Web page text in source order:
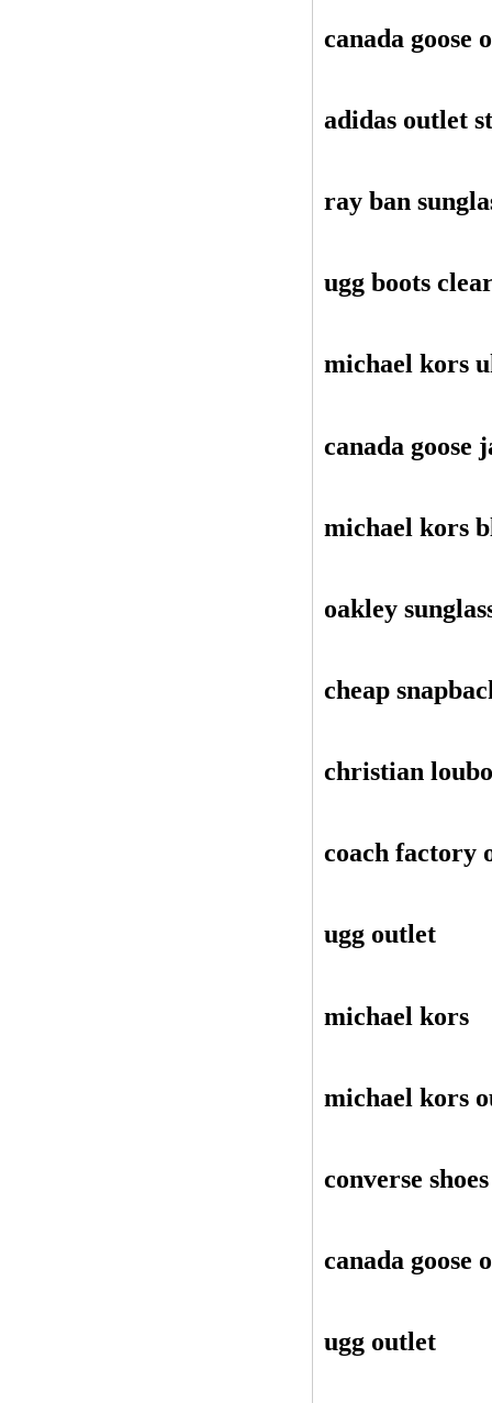
canada goose
adidas outlet
ray ban
ugg boots
michael kors
canada goose
michael kors
oakley
cheap
christian
coach factory
ugg outlet
michael kors
michael kors
converse shoes
canada goose
ugg outlet